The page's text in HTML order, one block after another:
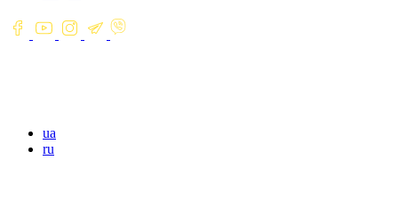
ua
ru